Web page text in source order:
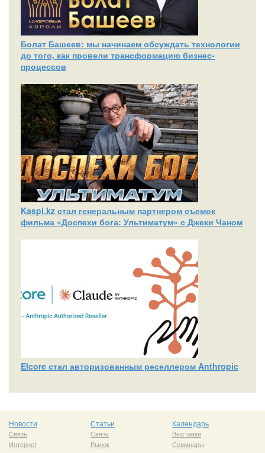
Болат Башеев: мы начинаем обсуждать технологии
до того, как провели трансформацию бизнес-
процессов
Kaspi.kz стал генеральным партнером съемок
фильма «Доспехи бога: Ультиматум» с Джеки Чаном
Elcore стал авторизованным реселлером Anthropic
Новости
Связь
Интернет
Статьи
Связь
Рынок
Календарь
Выставки
Семинары